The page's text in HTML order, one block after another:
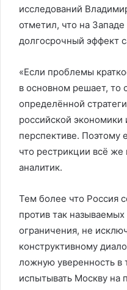
исследований
отметил, что на
долгосрочный эффект
«Если проблемы
в основном решает, то
определённой
российской экономики
перспективе. Поэтому
что рестрикции всё
аналитик.
Тем более что Россия
против так
ограничения, не
конструктивному
ложную уверенность
испытывать Москву на